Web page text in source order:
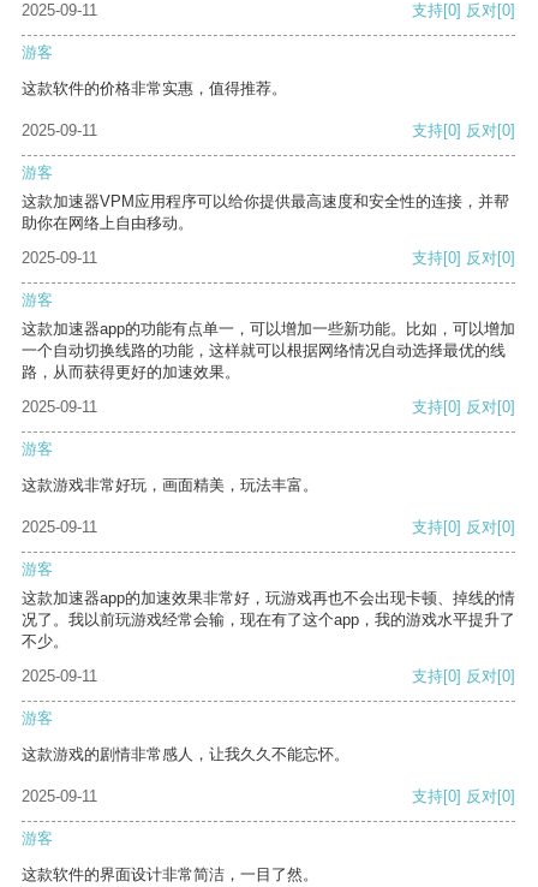
2025-09-11 支持[0] 反对[0]
游客
这款软件的价格非常实惠，值得推荐。
2025-09-11 支持[0] 反对[0]
游客
这款加速器VPM应用程序可以给你提供最高速度和安全性的连接，并帮
助你在网络上自由移动。
2025-09-11
支持[0] 反对[0]
游客
这款加速器app的功能有点单一，可以增加一些新功能。比如，可以增加
一个自动切换线路的功能，这样就可以根据网络情况自动选择最优的线
路，从而获得更好的加速效果。
2025-09-11
支持[0] 反对[0]
游客
这款游戏非常好玩，画面精美，玩法丰富。
2025-09-11 支持[0] 反对[0]
游客
这款加速器app的加速效果非常好，玩游戏再也不会出现卡顿、掉线的情
况了。我以前玩游戏经常会输，现在有了这个app，我的游戏水平提升了
不少。
2025-09-11
支持[0] 反对[0]
游客
这款游戏的剧情非常感人，让我久久不能忘怀。
2025-09-11 支持[0] 反对[0]
游客
这款软件的界面设计非常简洁，一目了然。